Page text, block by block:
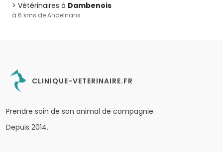
Vétérinaires à Dambenois
à 6 kms de Andelnans
CLINIQUE-VETERINAIRE.FR
Prendre soin de son animal de compagnie.
Depuis 2014.